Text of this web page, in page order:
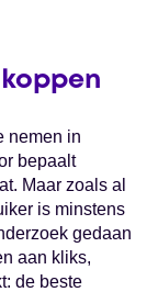
nemen in
bepaalt
Maar zoals al
is minstens
gedaan
aan kliks,
de beste